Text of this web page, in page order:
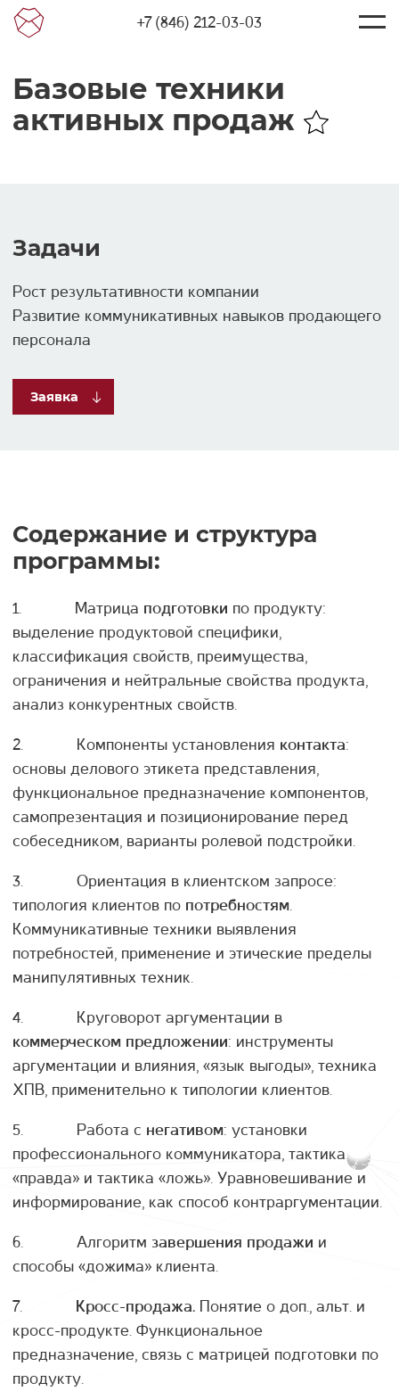
+7 (846) 212-03-03
Базовые техники
активных продаж
Задачи
Рост результативности компании
Развитие коммуникативных навыков продающего
персонала
Заявка
Содержание и структура
программы:
1. Матрица подготовки по продукту:
выделение продуктовой специфики,
классификация свойств, преимущества,
ограничения и нейтральные свойства продукта,
анализ конкурентных свойств.
2. Компоненты установления контакта:
основы делового этикета представления,
функциональное предназначение компонентов,
самопрезентация и позиционирование перед
собеседником, варианты ролевой подстройки.
3. Ориентация в клиентском запросе:
типология клиентов по потребностям
Коммуникативные техники выявления
потребностей, применение и этические пределы
манипулятивных техник.
4. Круговорот аргументации в
коммерческом предложении: инструменты
аргументации и влияния, «язык выгоды», техника
ХПВ, применительно к типологии клиентов.
5. Работа с негативом: установки
профессионального коммуникатора, тактика
«правда» и тактика «ложь». Уравновешивание и
информирование, как способ контраргументации.
6. Алгоритм завершения продажи и
способы «дожима» клиента.
7. Кросс-продажа. Понятие о доп., альт. и
кросс-продукте. Функциональное
предназначение, связь с матрицей подготовки по
продукту.